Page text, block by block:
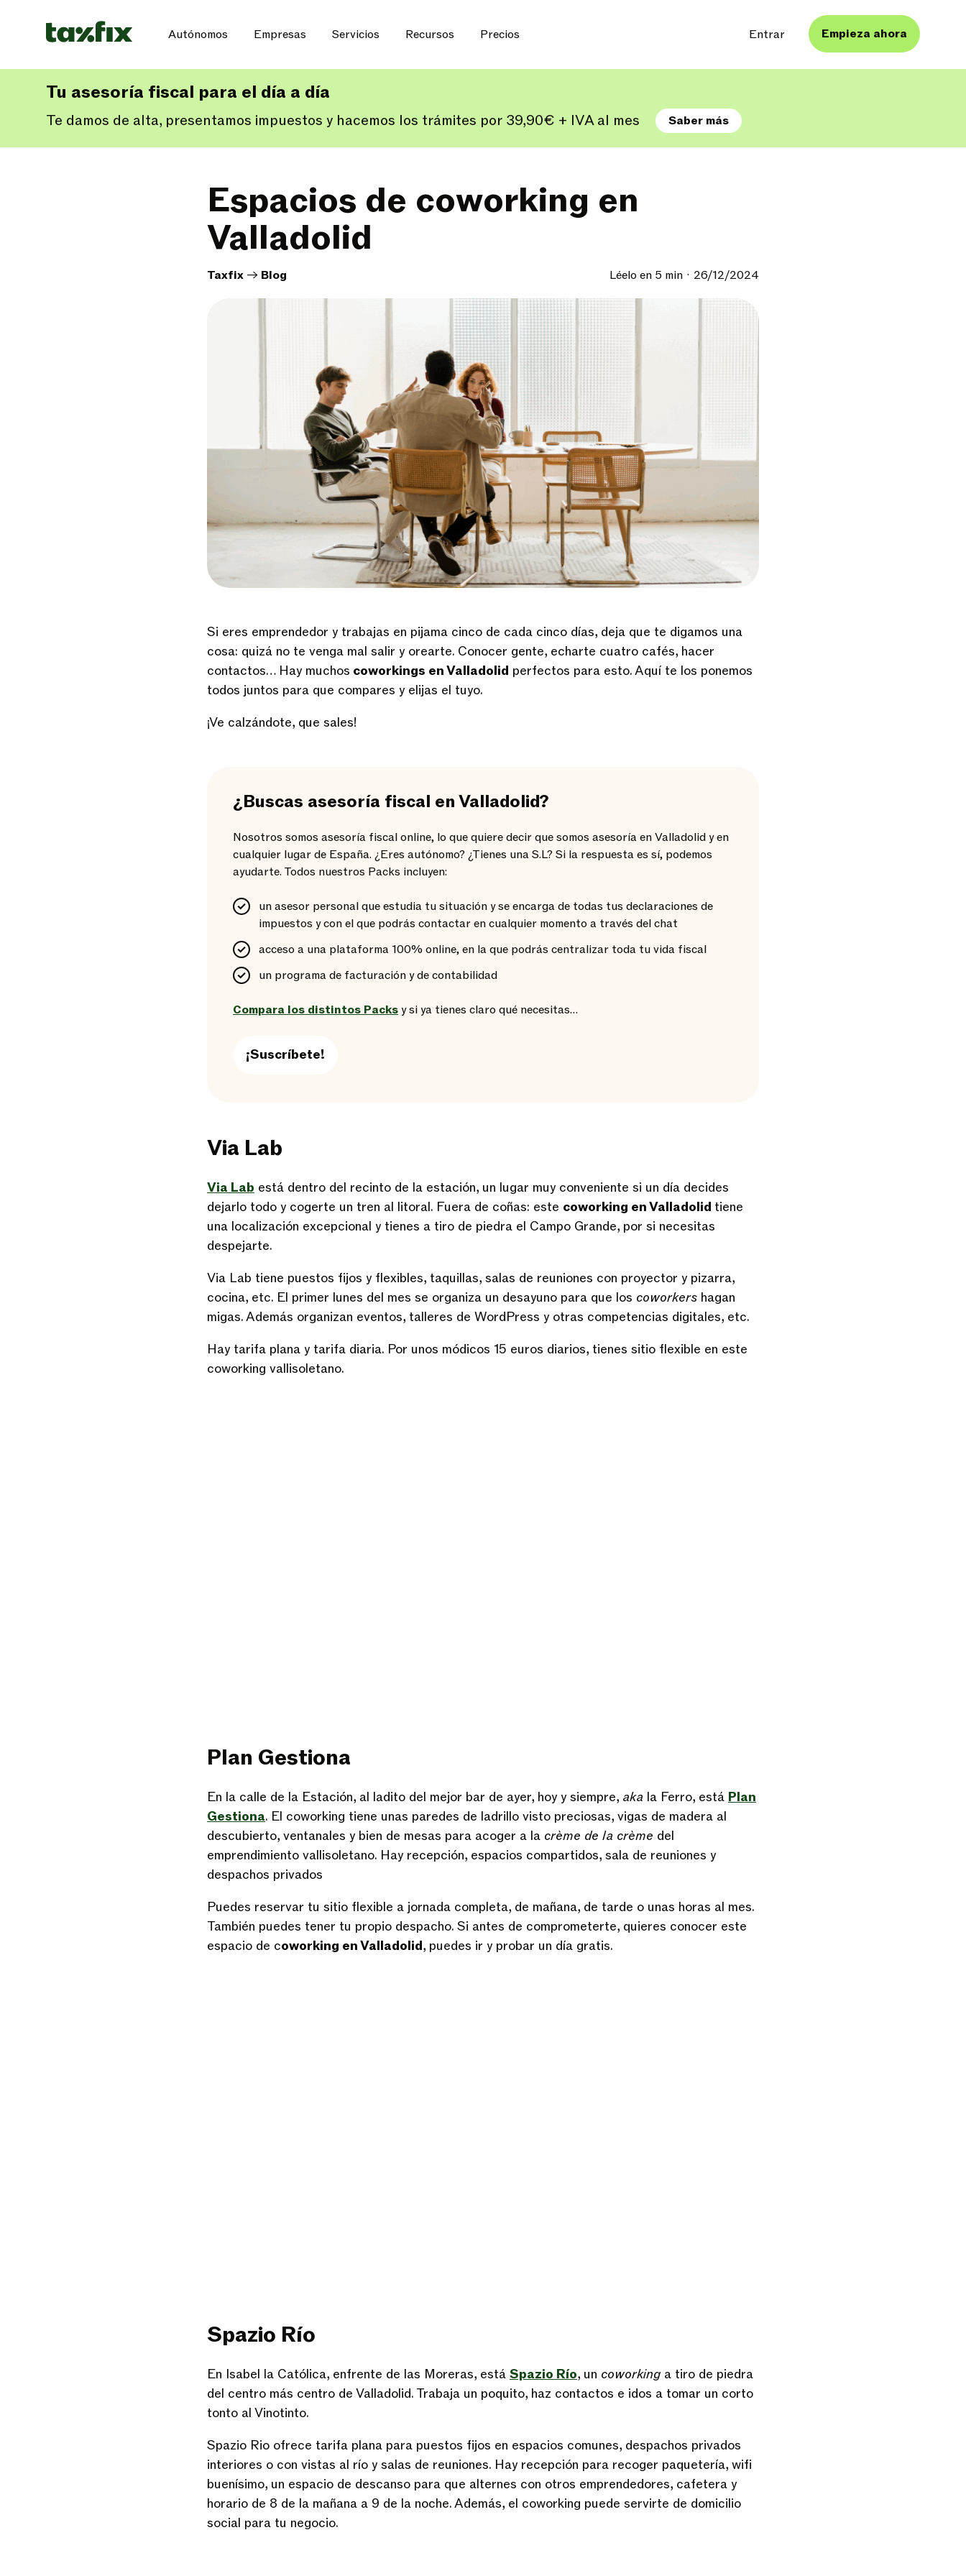
Autónomos Empresas Servicios Recursos Precios Entrar Empieza ahora
Tu asesoría fiscal para el día a día
Te damos de alta, presentamos impuestos y hacemos los trámites por 39,90€ + IVA al mes Saber más
Espacios de coworking en
Valladolid
Taxfix -> Blog Léelo en 5 min 26/12/2024
Si eres emprendedor y trabajas en pijama cinco de cada cinco días, deja que te digamos una
cosa: quizá no te venga mal salir y orearte. Conocer gente, echarte cuatro cafés, hacer
contactos… Hay muchos coworkings en Valladolid perfectos para esto. Aquí te los ponemos
todos juntos para que compares y elijas el tuyo.
¡Ve calzándote, que sales!
¿Buscas asesoría fiscal en Valladolid?
Nosotros somos asesoría fiscal online, lo que quiere decir que somos asesoría en Valladolid y en
cualquier lugar de España. ¿Eres autónomo? ¿Tienes una S.L? Si la respuesta es sí, podemos
ayudarte. Todos nuestros Packs incluyen:
un asesor personal que estudia tu situación y se encarga de todas tus declaraciones de
impuestos y con el que podrás contactar en cualquier momento a través del chat
acceso a una plataforma 100% online, en la que podrás centralizar toda tu vida fiscal
un programa de facturación y de contabilidad
Compara los distintos Packs y si ya tienes claro qué necesitas…
¡Suscríbete!
Via Lab
Via Lab está dentro del recinto de la estación, un lugar muy conveniente si un día decides
dejarlo todo y cogerte un tren al litoral. Fuera de coñas: este coworking en Valladolid tiene
una localización excepcional y tienes a tiro de piedra el Campo Grande, por si necesitas
despejarte.
Via Lab tiene puestos fijos y flexibles, taquillas, salas de reuniones con proyector y pizarra,
cocina, etc. El primer lunes del mes se organiza un desayuno para que los coworkers hagan
migas. Además organizan eventos, talleres de WordPress y otras competencias digitales, etc.
Hay tarifa plana y tarifa diaria. Por unos módicos 15 euros diarios, tienes sitio flexible en este
coworking vallisoletano.
Plan Gestiona
En la calle de la Estación, al ladito del mejor bar de ayer, hoy y siempre, aka la Ferro, está Plan
Gestiona. El coworking tiene unas paredes de ladrillo visto preciosas, vigas de madera al
descubierto, ventanales y bien de mesas para acoger a la crème de la crème del
emprendimiento vallisoletano. Hay recepción, espacios compartidos, sala de reuniones y
despachos privados
Puedes reservar tu sitio flexible a jornada completa, de mañana, de tarde o unas horas al mes.
También puedes tener tu propio despacho. Si antes de comprometerte, quieres conocer este
espacio de coworking en Valladolid, puedes ir y probar un día gratis.
Spazio Río
En Isabel la Católica, enfrente de las Moreras, está Spazio Río, un coworking a tiro de piedra
del centro más centro de Valladolid. Trabaja un poquito, haz contactos e idos a tomar un corto
tonto al Vinotinto.
Spazio Rio ofrece tarifa plana para puestos fijos en espacios comunes, despachos privados
interiores o con vistas al río y salas de reuniones. Hay recepción para recoger paquetería, wifi
buenísimo, un espacio de descanso para que alternes con otros emprendedores, cafetera y
horario de 8 de la mañana a 9 de la noche. Además, el coworking puede servirte de domicilio
social para tu negocio.